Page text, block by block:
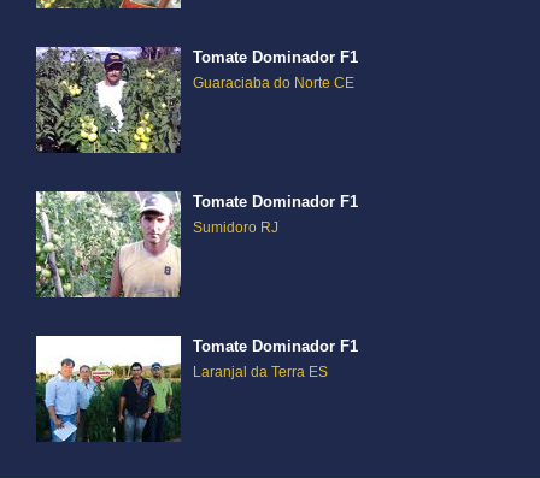
Tomate Dominador F1
Guaraciaba do Norte CE
Tomate Dominador F1
Sumidoro RJ
Tomate Dominador F1
Laranjal da Terra ES